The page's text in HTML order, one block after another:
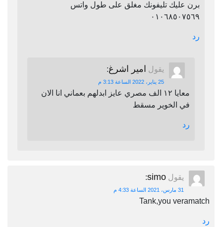
برن عليك تليفونك مغلق على طول واتس
٠١٠٦٨٥٠٧٥٦٩
رد
يقول امير اشرغ:
25 يناير، 2022 الساعة 3:13 م
معايا ١٢ الف مصري عايز ابدلهم بعماني انا الان
في الخوير مسقط
رد
يقول simo
:
31 مارس، 2021 الساعة 4:33 م
Tank,you veramatch
رد